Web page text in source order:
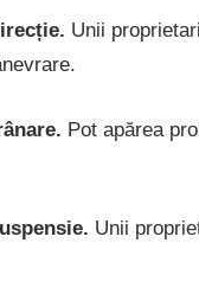
Unii
Pot apărea
Unii